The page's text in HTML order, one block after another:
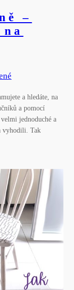
–
a hledáte, na
a pomocí
jednoduché a
vyhodili. Tak